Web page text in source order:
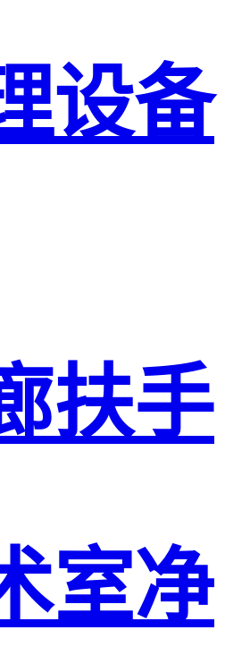
设备
扶手
室净